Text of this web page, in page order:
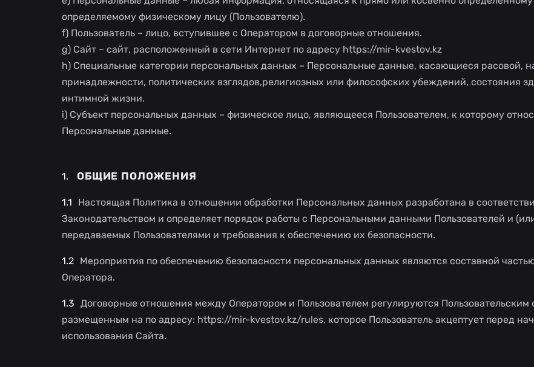
определяемому физическому лицу (Пользователю).
f) Пользователь – лицо, вступившее с Оператором в договорные отношения.
g) Сайт – сайт, расположенный в сети Интернет по адресу https://mir-kvestov.kz
h) Специальные категории персональных данных – Персональные данные, касающиеся расовой,
принадлежности, политических взглядов,религиозных или философских убеждений, состояния
интимной жизни.
i) Субъект персональных данных – физическое лицо, являющееся Пользователем, к которому
Персональные данные.
ОБЩИЕ ПОЛОЖЕНИЯ
Настоящая Политика в отношении обработки Персональных данных разработана в
Законодательством и определяет порядок работы с Персональными данными Пользователей и
передаваемых Пользователями и требования к обеспечению их безопасности.
Мероприятия по обеспечению безопасности персональных данных являются составной
Оператора.
Договорные отношения между Оператором и Пользователем регулируются Пользовательским
размещенным на по адресу: https://mir-kvestov.kz/rules, которое Пользователь акцептует перед
использования Сайта.